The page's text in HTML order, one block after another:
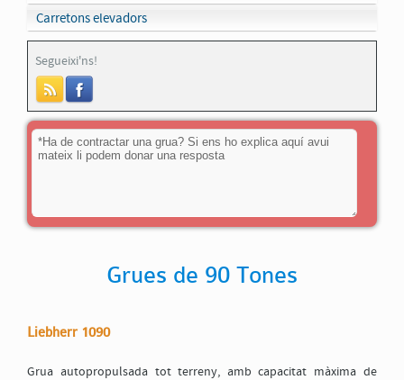
Carretons elevadors
Segueixi'ns!
Grues de 90 Tones
Liebherr 1090
Grua autopropulsada tot terreny, amb capacitat màxima de